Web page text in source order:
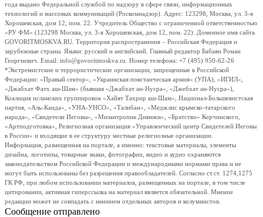
года выдано Федеральной службой по надзору в сфере связи, информационных
технологий и массовых коммуникаций (Роскомнадзор). Адрес: 123298, Москва, ул. 3-я
Хорошевская, дом 12, пом. 22. Учредитель Общество с ограниченной ответственностью
«РУ ФМ» (123298 Москва, ул. 3-я Хорошевская, дом 12, пом. 22). Доменное имя сайта
GOVORITMOSKVA.RU. Территория распространения – Российская Федерация и
зарубежные страны. Языки: русский и английский. Главный редактор Бабаян Роман
Георгиевич. Email: info@govoritmoskva.ru. Номер телефона: +7 (495) 950-62-26
*Экстремистские и террористические организации, запрещенные в Российской
Федерации: «Правый сектор», «Украинская повстанческая армия» (УПА), «ИГИЛ»,
«Джабхат Фатх аш-Шам» (бывшая «Джабхат ан-Нусра», «Джебхат ан-Нусра»),
Коалиция исламских группировок «Хайят Тахрир аш-Шам», Национал-Большевистская
партия, «Аль-Каида», «УНА-УНСО», «Талибан», «Меджлис крымско-татарского
народа», «Свидетели Иеговы», «Мизантропик Дивижн», «Братство» Корчинского,
«Артподготовка», Религиозная организация «Управленческий центр Свидетелей Иеговы
в России» и входящие в ее структуру местные религиозные организации.
Информация, размещенная на портале, а именно: текстовые материалы, элементы
дизайна, логотипы, товарные знаки, фотографии, видео и аудио охраняются
законодательством Российской Федерации и международными нормами права и не
могут быть использованы без разрешения правообладателей. Согласно ст.ст. 1274,1275
ГК РФ, при любом использовании материалов, размещенных на портале, в том числе
цитировании, активная гиперссылка на материал является обязательной. Мнение
редакции может не совпадать с мнением отдельных авторов и колумнистов.
Сообщение отправлено